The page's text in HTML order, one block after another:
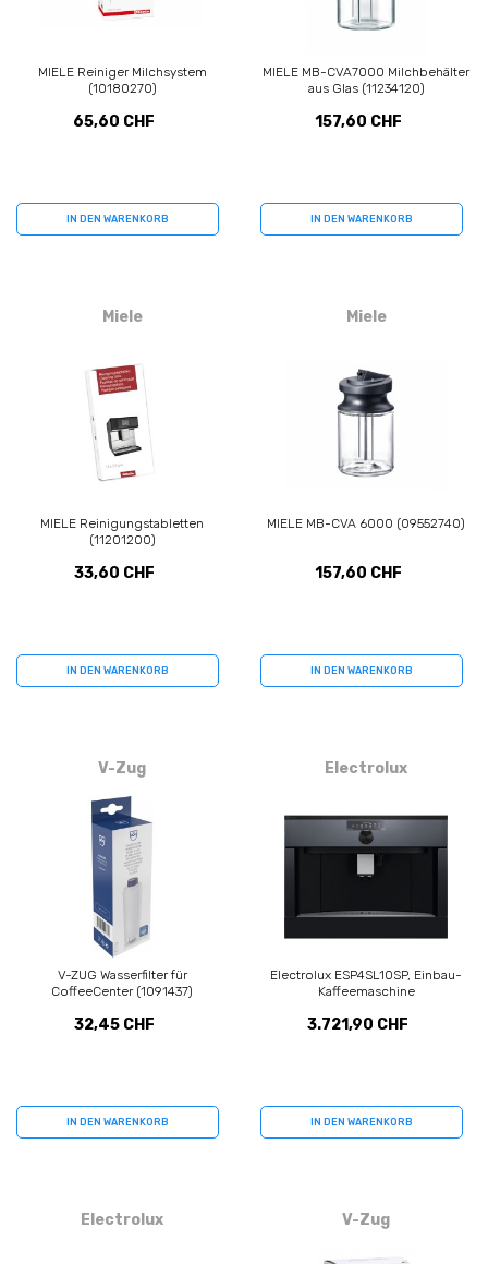
MIELE Reiniger Milchsystem
(10180270)
65,60 CHF
IN DEN WARENKORB
MIELE MB-CVA7000 Milchbehälter
aus Glas (11234120)
157,60 CHF
IN DEN WARENKORB
Miele
MIELE Reinigungstabletten
(11201200)
33,60 CHF
IN DEN WARENKORB
Miele
MIELE MB-CVA 6000 (09552740)
157,60 CHF
IN DEN WARENKORB
V-Zug
V-ZUG Wasserfilter für
CoffeeCenter (1091437)
32,45 CHF
IN DEN WARENKORB
Electrolux
Electrolux ESP4SL10SP, Einbau-
Kaffeemaschine
3.721,90 CHF
IN DEN WARENKORB
Electrolux V-Zug